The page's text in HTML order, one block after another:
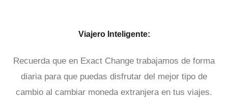
Viajero Inteligente:
Recuerda que en Exact Change trabajamos de forma
diaria para que puedas disfrutar del mejor tipo de
cambio al cambiar moneda extranjera en tus viajes.